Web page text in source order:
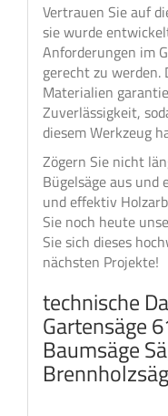
Vertrauen Sie auf
sie wurde
Anforderungen im
gerecht zu werden.
Materialien
Zuverlässigkeit,
diesem Werkzeug
Zögern Sie nicht
Bügelsäge aus und
und effektiv
Sie noch heute
Sie sich dieses
nächsten Projekte!
technische
Gartensäge
Baumsäge